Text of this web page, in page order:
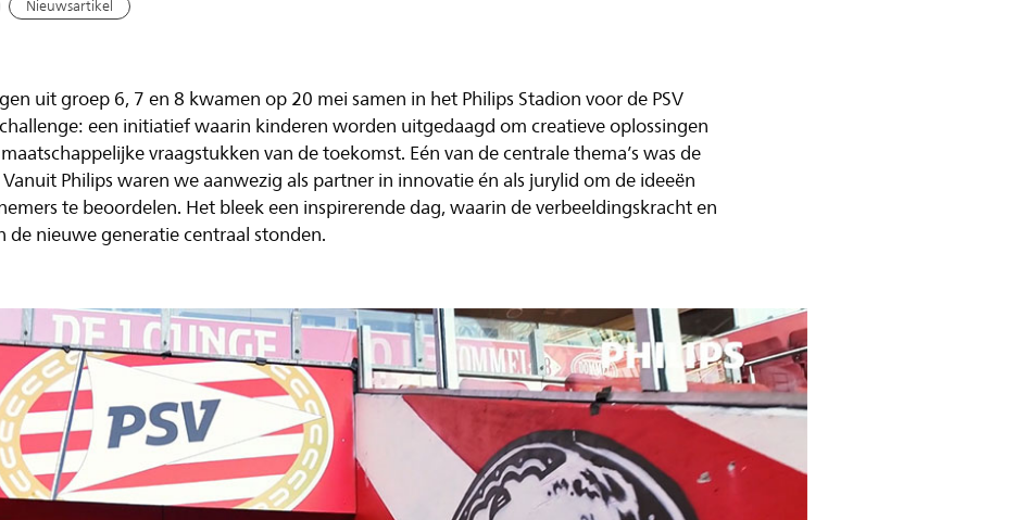
Nieuwsartikel
uit groep 6, 7 en 8 kwamen op 20 mei samen in het Philips Stadion voor de PSV
een initiatief waarin kinderen worden uitgedaagd om creatieve oplossingen
vraagstukken van de toekomst. Eén van de centrale thema’s was de
Philips waren we aanwezig als partner in innovatie én als jurylid om de ideeën
te beoordelen. Het bleek een inspirerende dag, waarin de verbeeldingskracht en
de nieuwe generatie centraal stonden.